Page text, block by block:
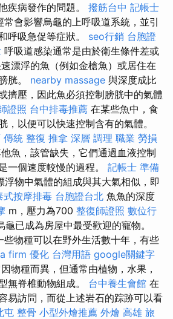
疾病發作的問題。 撥筋台中 記帳士
常會影響烏龜的上呼吸道系統，並引
呼吸急促等症狀。 seo行銷 台胞證
呼吸道感染通常是由於衛生條件差或
漂浮的魚（例如金槍魚）或居住在
胱。 nearby massage 與深度成比
擠壓，因此魚必須控制膀胱中的氣體
證照 台中排毒推薦 在某些魚中，食
，以便可以快速控制含有的氣體。
統 整復 推拿 深層 調理 職業 勞損
魚，該管缺失，它們通過血液控制
一個速度較慢的過程。 記帳士 準備
浮物中氣體的組成與其大氣相似，即
式按摩排毒 台胞證台北 魚魚的深度
m，壓力為700 整復師證照 數位行
已成為房屋中最受歡迎的寵物。
些物種可以在野外生活數十年，有些
firm 優化 台灣用語 google關鍵字
物種而異，但通常由植物，水果，
無脊椎動物組成。 台中養生會館 在
易訪問，而從上述岩石的踪跡可以看
屯 整骨 小型外燴推薦 外燴 高雄 旅